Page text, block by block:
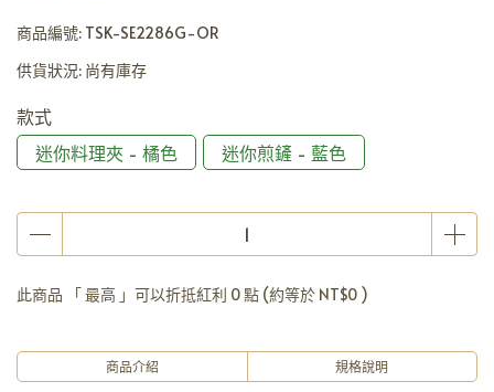
商品編號: TSK-SE2286G-OR
供貨狀況: 尚有庫存
款式
迷你料理夾 - 橘色
迷你煎鏟 - 藍色
此商品 「 最高 」可以折抵紅利 0點 (約等於 NT$0 )
商品介紹 規格說明